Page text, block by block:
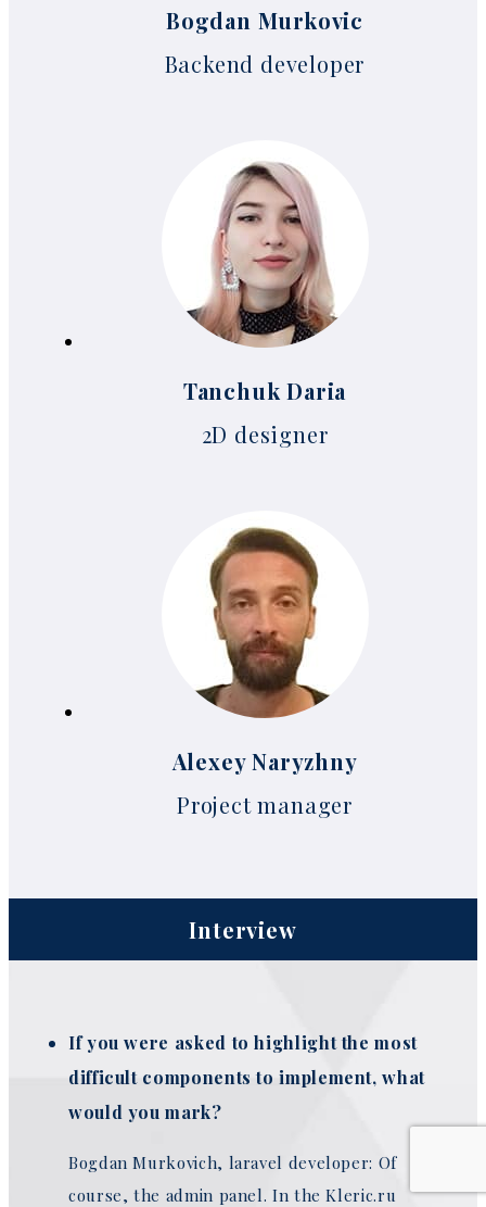
Bogdan Murkovic
Backend developer
Tanchuk Daria
2D designer
Alexey Naryzhny
Project manager
Interview
If you were asked to highlight the most
difficult components to implement, what
would you mark?
Bogdan Murkovich, laravel developer: Of
course, the admin panel. In the Kleric.ru